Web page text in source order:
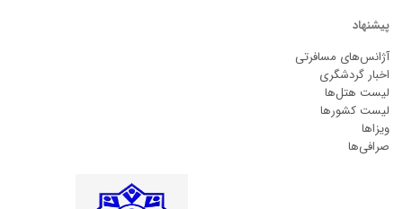
پیشنهاد
آژانس‌های مسافرتی
اخبار گردشگری
لیست هتل‌ها
لیست کشورها
ویزاها
صرافی‌ها